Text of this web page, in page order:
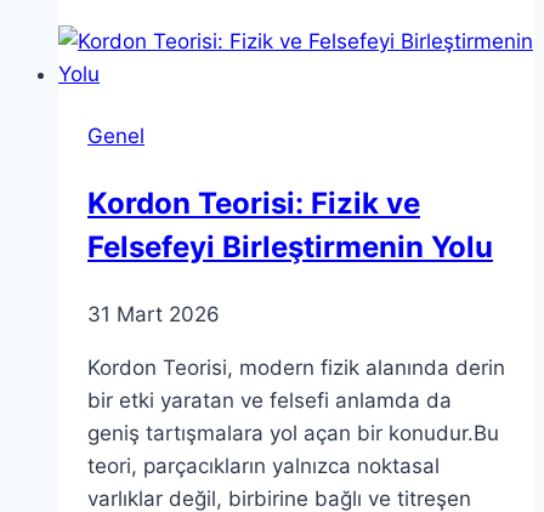
Yönlendirmesi:
Genel
Kordon Teorisi: Fizik ve
Felsefeyi Birleştirmenin Yolu
31 Mart 2026
Kordon Teorisi, modern fizik alanında derin
bir etki yaratan ve felsefi anlamda da
geniş tartışmalara yol açan bir konudur.Bu
teori, parçacıkların yalnızca noktasal
varlıklar değil, birbirine bağlı ve titreşen